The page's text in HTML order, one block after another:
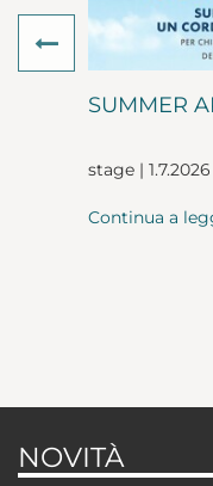
SUMMER
stage | 1.7.2026
Continua a
Previous
NOVITÀ